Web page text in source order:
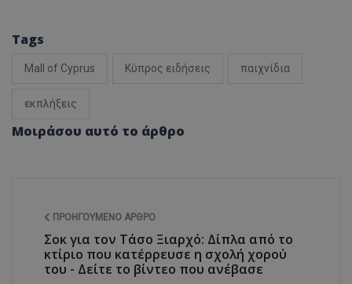
Tags
Mall of Cyprus Κύπρος ειδήσεις παιχνίδια
εκπλήξεις
Μοιράσου αυτό το άρθρο
ΠΡΟΗΓΟΎΜΕΝΟ ΆΡΘΡΟ
Σοκ για τον Τάσο Ξιαρχό: Δίπλα από το
κτίριο που κατέρρευσε η σχολή χορού
του - Δείτε το βίντεο που ανέβασε